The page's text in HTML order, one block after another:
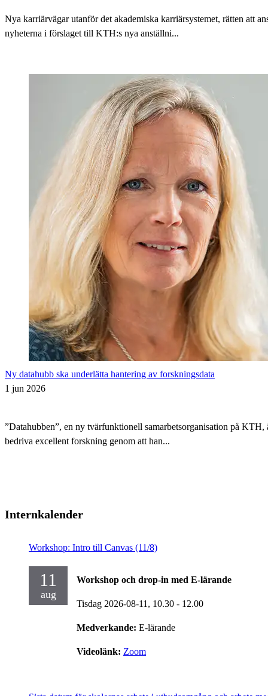
Nya karriärvägar utanför det akademiska karriärsystemet, rätten att
nyheterna i förslaget till KTH:s nya anställni...
Ny datahubb ska underlätta hantering av forskningsdata
1 jun 2026
”Datahubben”, en ny tvärfunktionell samarbetsorganisation på
bedriva excellent forskning genom att han...
Internkalender
Workshop: Intro till Canvas (11/8)
11
aug
Workshop och drop-in med E-lärande
Tisdag 2026-08-11, 10.30 - 12.00
Medverkande: E-lärande
Videolänk: Zoom